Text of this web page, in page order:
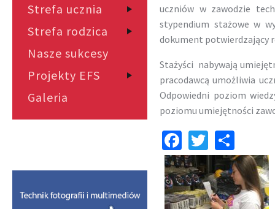
Strefa ucznia
Strefa rodzica
Nasze sukcesy
Projekty EFS
Galeria
uczniów w zawodzie
stypendium stażowe w
dokument potwierdzający
Stażyści nabywają
pracodawcą umożliwia
Odpowiedni poziom
poziomu umiejętności
Facebook
Twitter